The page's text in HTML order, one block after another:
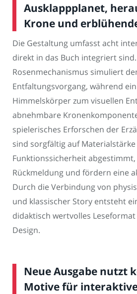
Ausklappplanet,
Krone und
Die Gestaltung umfasst acht
direkt in das Buch integriert
Rosenmechanismus simuliert
Entfaltungsvorgang, während
Himmelskörper zum visuellen
abnehmbare
spielerisches Erforschen der
sind sorgfältig auf
Funktionssicherheit
Rückmeldung und fördern eine
Durch die Verbindung von
und klassischer Story entsteht
didaktisch wertvolles
Design.
Neue Ausgabe nutzt
Motive für